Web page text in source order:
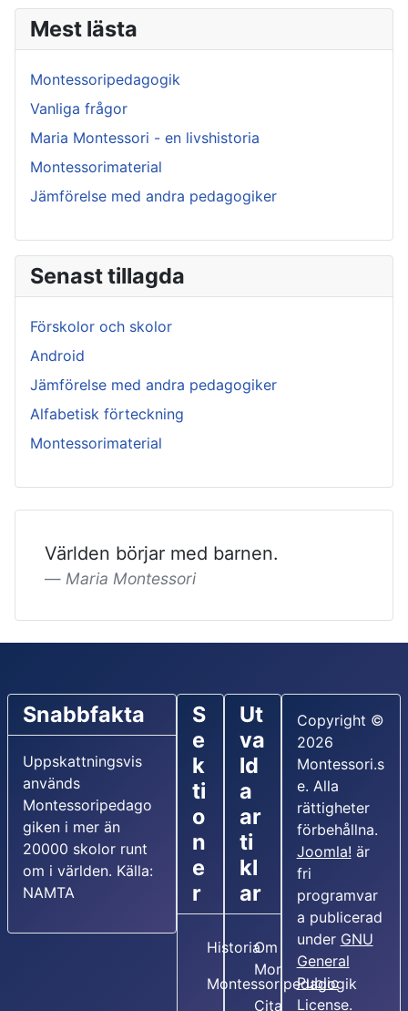
Mest lästa
Montessoripedagogik
Vanliga frågor
Maria Montessori - en livshistoria
Montessorimaterial
Jämförelse med andra pedagogiker
Senast tillagda
Förskolor och skolor
Android
Jämförelse med andra pedagogiker
Alfabetisk förteckning
Montessorimaterial
Världen börjar med barnen.
Maria Montessori
Snabbfakta
Uppskattningsvis
används
Montessoripedago
giken i mer än
20000 skolor runt
om i världen. Källa:
NAMTA
S
e
k
ti
o
n
e
r
Historia
Montessoripedagogik
Ut
va
ld
a
ar
ti
kl
ar
Om Maria
Montessori
Citat av
Copyright ©
2026
Montessori.s
e. Alla
rättigheter
förbehållna.
Joomla! är
fri
programvar
a publicerad
under GNU
General
Public
License.